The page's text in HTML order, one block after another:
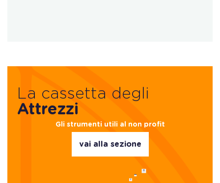
La cassetta degli
Attrezzi
Gli strumenti utili al non profit
vai alla sezione